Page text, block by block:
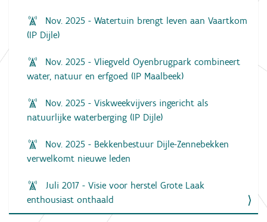
Nov. 2025 - Watertuin brengt leven aan Vaartkom
(IP Dijle)
Nov. 2025 - Vliegveld Oyenbrugpark combineert
water, natuur en erfgoed (IP Maalbeek)
Nov. 2025 - Viskweekvijvers ingericht als
natuurlijke waterberging (IP Dijle)
Nov. 2025 - Bekkenbestuur Dijle-Zennebekken
verwelkomt nieuwe leden
Juli 2017 - Visie voor herstel Grote Laak
enthousiast onthaald